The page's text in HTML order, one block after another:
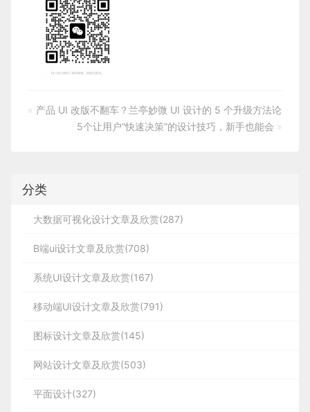
« 产品 UI 改版不翻车？兰亭妙微 UI 设计的 5 个升级方法论
5个让用户“快速决策”的设计技巧，新手也能会 »
分类
大数据可视化设计文章及欣赏(287)
B端ui设计文章及欣赏(708)
系统UI设计文章及欣赏(167)
移动端UI设计文章及欣赏(791)
图标设计文章及欣赏(145)
网站设计文章及欣赏(503)
平面设计(327)